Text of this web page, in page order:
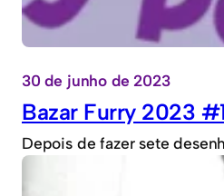
30 de junho de 2023
Bazar Furry 2023
Depois de fazer sete